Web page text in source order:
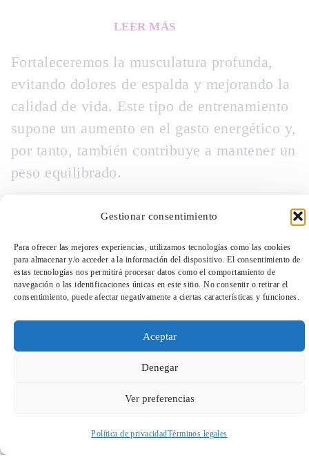
Gestionar consentimiento
Para ofrecer las mejores experiencias, utilizamos tecnologías como las cookies
para almacenar y/o acceder a la información del dispositivo. El consentimiento de
estas tecnologías nos permitirá procesar datos como el comportamiento de
navegación o las identificaciones únicas en este sitio. No consentir o retirar el
consentimiento, puede afectar negativamente a ciertas características y funciones.
Aceptar
Denegar
Ver preferencias
Política de privacidadTérminos legales
TeleEntradas
LEER MÁS
Fortaleceremos la musculatura profunda,
evitando dolores de espalda y mejorando la
calidad de vida. Este tipo de entrenamiento
supone un aumento en el gasto energético y,
por tanto, también contribuye a mantener un
peso equilibrado.
Suscríbete a